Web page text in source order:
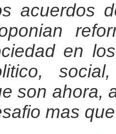
acuerdos
en
son ahora,
mas